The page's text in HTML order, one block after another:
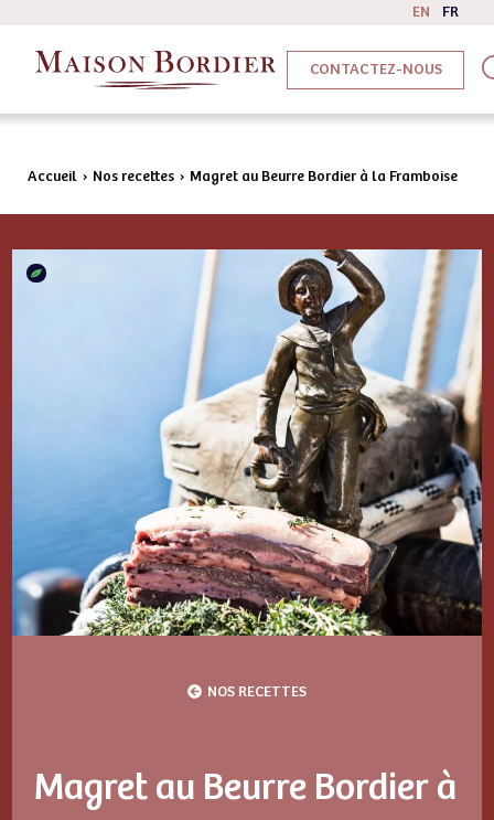
EN FR
CONTACTEZ-NOUS
Accueil › Nos recettes › Magret au Beurre Bordier à la Framboise
NOS RECETTES
Magret au Beurre Bordier à